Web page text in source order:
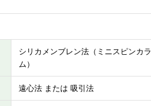
シリカメンブレン法（ミニスピンカラ
ム）
遠心法 または 吸引法